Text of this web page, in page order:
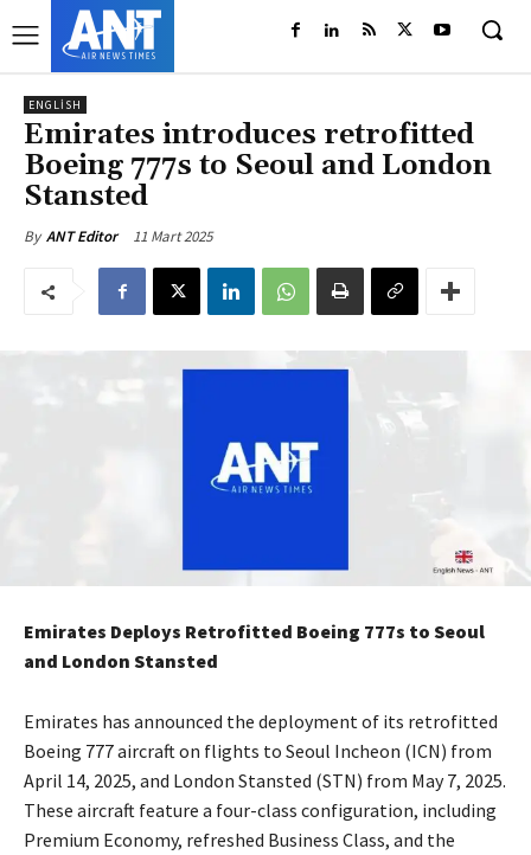
ENGLISH
Emirates introduces retrofitted
Boeing 777s to Seoul and London
Stansted
By ANT Editor 11 Mart 2025
Emirates Deploys Retrofitted Boeing 777s to Seoul
and London Stansted
Emirates has announced the deployment of its retrofitted
Boeing 777 aircraft on flights to Seoul Incheon (ICN) from
April 14, 2025, and London Stansted (STN) from May 7, 2025.
These aircraft feature a four-class configuration, including
Premium Economy, refreshed Business Class, and the